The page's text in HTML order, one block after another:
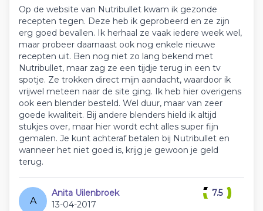
Op de website van Nutribullet kwam ik gezonde
recepten tegen. Deze heb ik geprobeerd en ze zijn
erg goed bevallen. Ik herhaal ze vaak iedere week wel,
maar probeer daarnaast ook nog enkele nieuwe
recepten uit. Ben nog niet zo lang bekend met
Nutribullet, maar zag ze een tijdje terug in een tv
spotje. Ze trokken direct mijn aandacht, waardoor ik
vrijwel meteen naar de site ging. Ik heb hier overigens
ook een blender besteld. Wel duur, maar van zeer
goede kwaliteit. Bij andere blenders hield ik altijd
stukjes over, maar hier wordt echt alles super fijn
gemalen. Je kunt achteraf betalen bij Nutribullet en
wanneer het niet goed is, krijg je gewoon je geld
terug.
A
Anita Uilenbroek
13-04-2017
7.5